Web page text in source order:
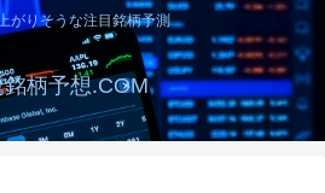
がりそうな注目銘柄予測
柄予想.COM